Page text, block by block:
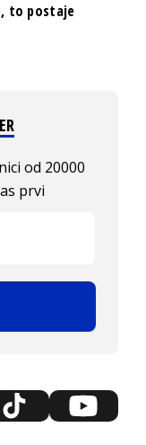
to postaje
od 20000
prvi